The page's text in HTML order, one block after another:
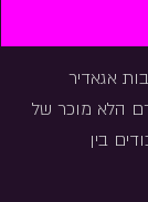
אגאדיר
הלא מוכר של
בין